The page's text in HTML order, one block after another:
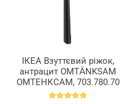
ІКЕА Взуттєвий ріжок,
антрацит OMTÄNKSAM
ОМТЕНКСАМ, 703.780.70